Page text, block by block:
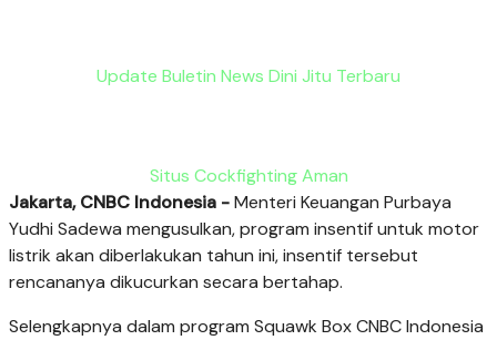
Update Buletin News Dini Jitu Terbaru
Situs Cockfighting Aman
Jakarta, CNBC Indonesia -Menteri Keuangan Purbaya
Yudhi Sadewa mengusulkan, program insentif untuk motor
listrik akan diberlakukan tahun ini, insentif tersebut
rencananya dikucurkan secara bertahap.
Selengkapnya dalam program Squawk Box CNBC Indonesia